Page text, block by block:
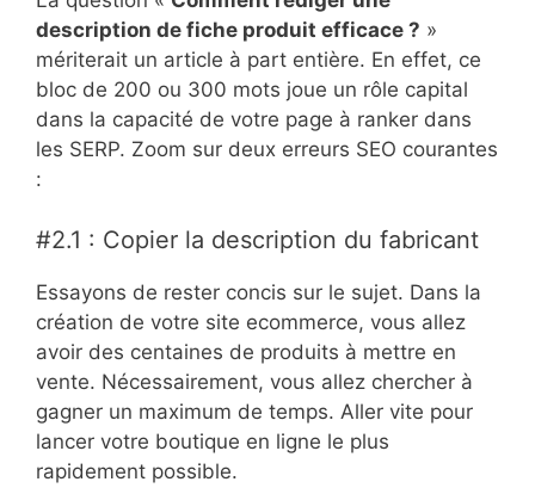
description de fiche produit efficace ? »
mériterait un article à part entière. En effet, ce
bloc de 200 ou 300 mots joue un rôle capital
dans la capacité de votre page à ranker dans
les SERP. Zoom sur deux erreurs SEO courantes
:
#2.1 : Copier la description du fabricant
Essayons de rester concis sur le sujet. Dans la
création de votre site ecommerce, vous allez
avoir des centaines de produits à mettre en
vente. Nécessairement, vous allez chercher à
gagner un maximum de temps. Aller vite pour
lancer votre boutique en ligne le plus
rapidement possible.